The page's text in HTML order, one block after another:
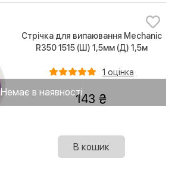
Немає в наявності
Стрічка для випаювання Mechanic
R350 1515 (Ш) 1,5мм (Д) 1,5м
1 оцінка
143
В кошик